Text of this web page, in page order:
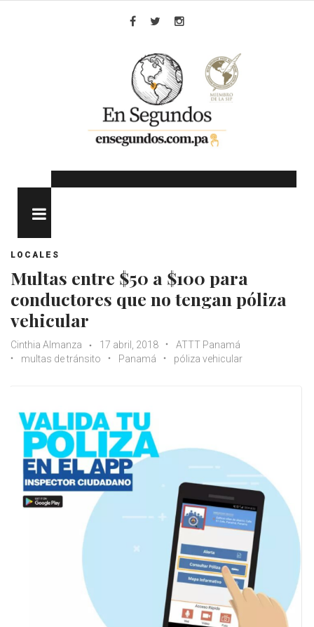
LOCALES
Multas entre $50 a $100 para
conductores que no tengan póliza
vehicular
Cinthia Almanza 17 abril, 2018
ATTT Panamá
multas de tránsito
Panamá póliza vehicular